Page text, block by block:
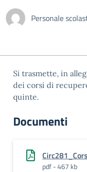
Personale
Si trasmette, in
dei corsi di
quinte.
Documenti
pdf - 467 kb